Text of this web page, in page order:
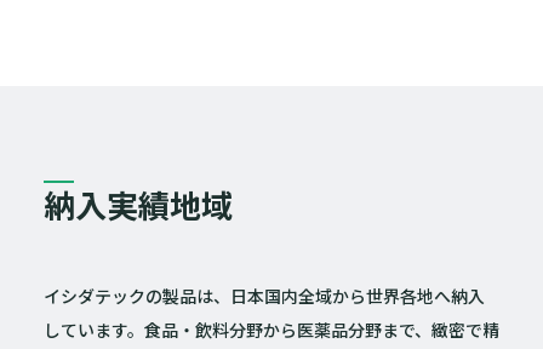
納入実績地域
イシダテックの製品は、日本国内全域から世界各地へ納入
しています。食品・飲料分野から医薬品分野まで、緻密で精